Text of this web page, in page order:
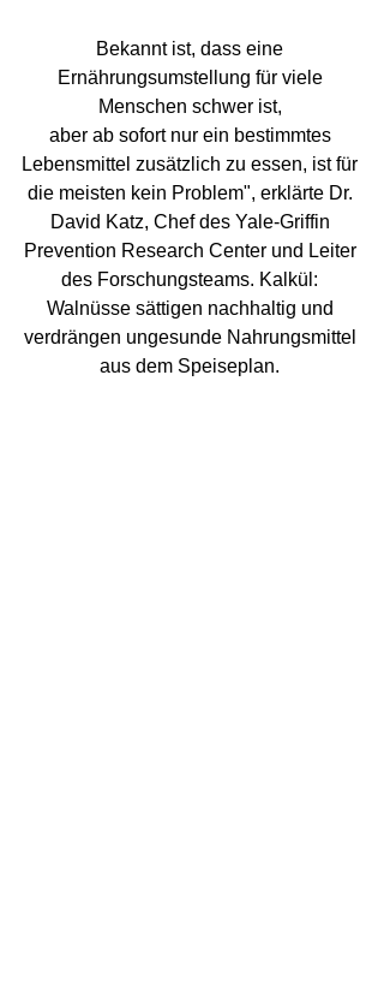
Bekannt ist, dass eine
Ernährungsumstellung für viele
Menschen schwer ist,
aber ab sofort nur ein bestimmtes
Lebensmittel zusätzlich zu essen, ist für
die meisten kein Problem", erklärte Dr.
David Katz, Chef des Yale-Griffin
Prevention Research Center und Leiter
des Forschungsteams. Kalkül:
Walnüsse sättigen nachhaltig und
verdrängen ungesunde Nahrungsmittel
aus dem Speiseplan.